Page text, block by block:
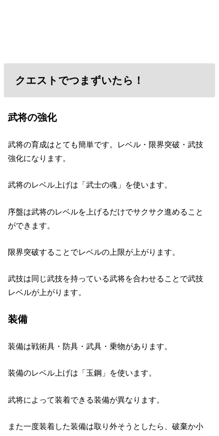
クエストでつまずいたら！
武将の強化
武将の育成はとても簡単です。レベル・限界突破・武技
強化になります。
武将のレベル上げは「武士の魂」を使います。
序盤は武将のレベルを上げるだけでサクサク進めること
ができます。
限界突破することでレベルの上限が上がります。
武技は同じ武技を持っている武将を合わせることで武技
レベルが上がります。
装備
装備は戦術具・防具・武具・乗物があります。
装備のレベル上げは「玉鋼」を使います。
武将によって装着できる装備が異なります。
また一度装着した装備は取り外そうとしたら、破棄か小